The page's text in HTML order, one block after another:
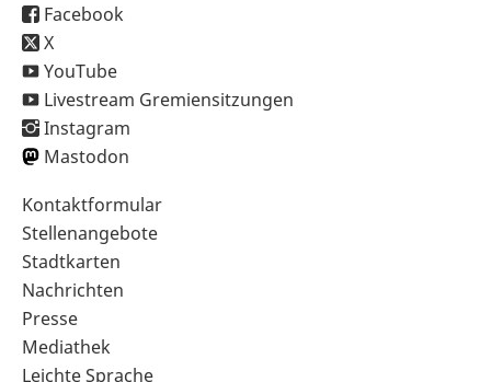
Facebook
X
YouTube
Livestream Gremiensitzungen
Instagram
Mastodon
Sekundärnavigation
im
Fußbereich
Kontaktformular
Stellenangebote
Stadtkarten
Nachrichten
Presse
Mediathek
Leichte Sprache